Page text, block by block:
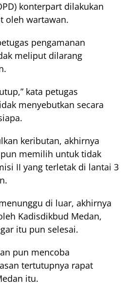
konterpart dilakukan
oleh wartawan.
pengamanan
meliput dilarang
kata petugas
menyebutkan secara
keributan, akhirnya
memilih untuk tidak
II yang terletak di lantai 3
di luar, akhirnya
Kadisdikbud Medan,
itu pun selesai.
pun mencoba
tertutupnya rapat
itu.